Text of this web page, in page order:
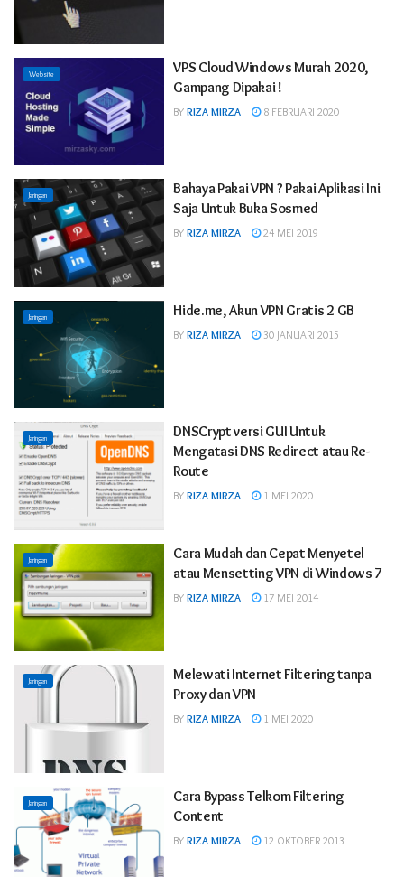
Website
VPS Cloud Windows Murah 2020,
Gampang Dipakai !
BY RIZA MIRZA 8 FEBRUARI 2020
Jaringan
Bahaya Pakai VPN ? Pakai Aplikasi Ini
Saja Untuk Buka Sosmed
BY RIZA MIRZA 24 MEI 2019
Jaringan Hide.me, Akun VPN Gratis 2 GB
BY RIZA MIRZA 30 JANUARI 2015
Jaringan
DNSCrypt versi GUI Untuk
Mengatasi DNS Redirect atau Re-
Route
BY RIZA MIRZA 1 MEI 2020
Jaringan
Cara Mudah dan Cepat Menyetel
atau Mensetting VPN di Windows 7
BY RIZA MIRZA 17 MEI 2014
Jaringan
Melewati Internet Filtering tanpa
Proxy dan VPN
BY RIZA MIRZA 1 MEI 2020
Jaringan
Cara Bypass Telkom Filtering
Content
BY RIZA MIRZA 12 OKTOBER 2013